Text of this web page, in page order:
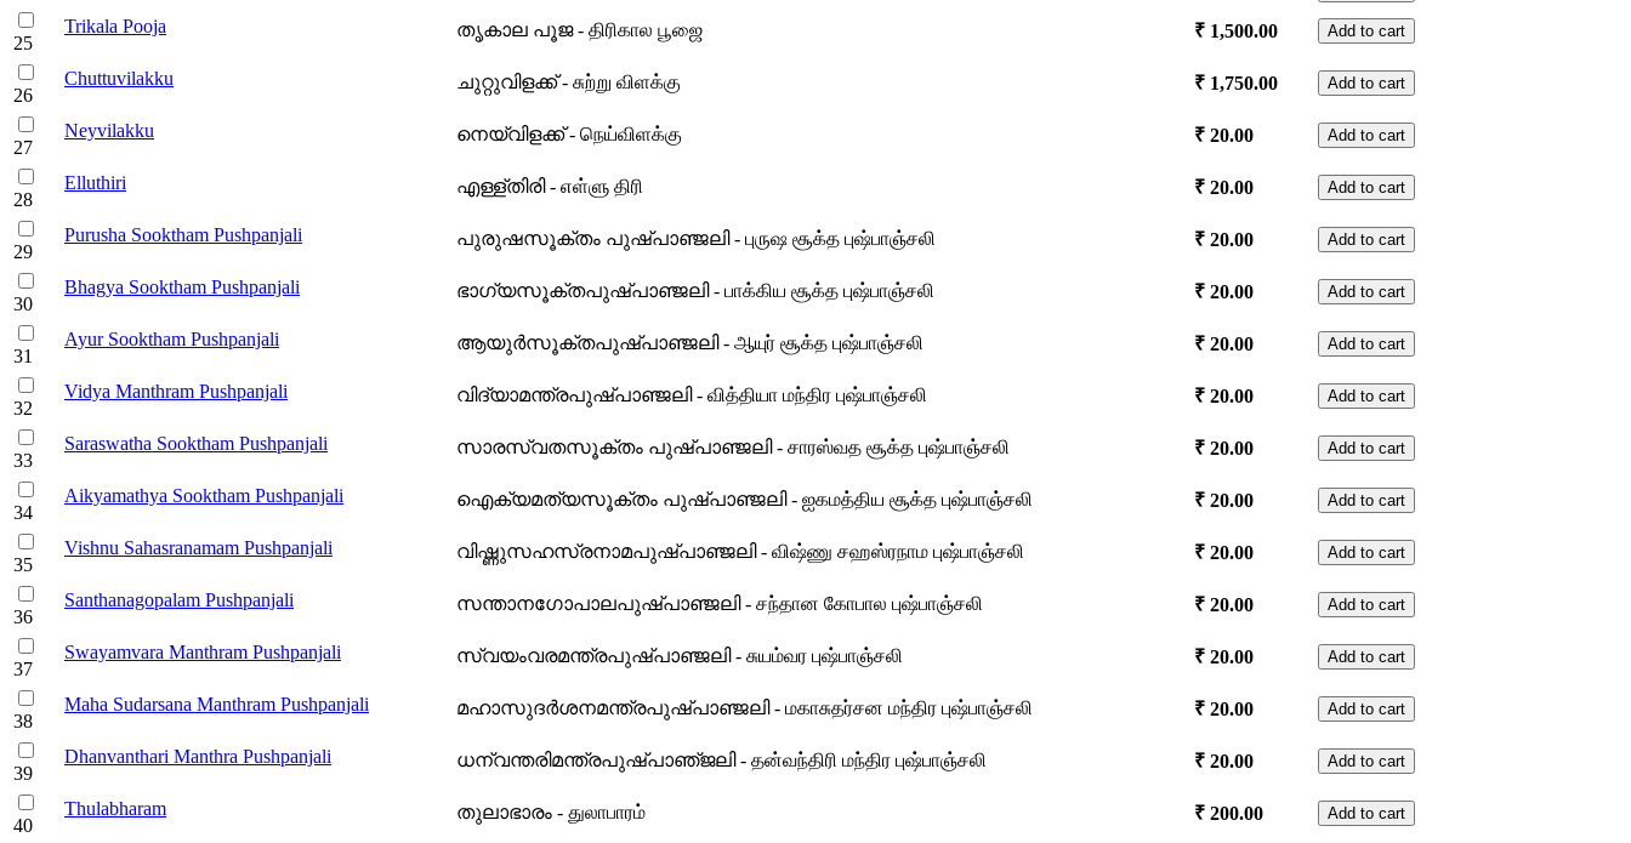
Trikala Pooja തൃകാല പൂജ - திரிகால பூஜை ₹ 1,500.00
Trikala
Pooja
quantity
Add to cart
Chuttuvilakku ചുറ്റുവിളക്ക് - சுற்று விளக்கு ₹ 1,750.00
Chuttuvilakku
quantity
Add to cart
Neyvilakku നെയ്‌വിളക്ക് - நெய்விளக்கு ₹ 20.00
Neyvilakku
quantity
Add to cart
Elluthiri എള്ള്തിരി - எள்ளு திரி ₹ 20.00
Elluthiri
quantity
Add to cart
Purusha Sooktham Pushpanjali പുരുഷസൂക്തം പുഷ്പാഞ്ജലി - புருஷ சூக்த புஷ்பாஞ்சலி ₹ 20.00
Purusha
Sooktham
Pushpanjali
quantity
Add to cart
Bhagya Sooktham Pushpanjali ഭാഗ്യസൂക്തപുഷ്പാഞ്ജലി - பாக்கிய சூக்த புஷ்பாஞ்சலி ₹ 20.00
Bhagya
Sooktham
Pushpanjali
quantity
Add to cart
Ayur Sooktham Pushpanjali ആയുര്‍സൂക്തപുഷ്പാഞ്ജലി - ஆயுர் சூக்த புஷ்பாஞ்சலி ₹ 20.00
Ayur
Sooktham
Pushpanjali
quantity
Add to cart
Vidya Manthram Pushpanjali വിദ്യാമന്ത്രപുഷ്പാഞ്ജലി - வித்தியா மந்திர புஷ்பாஞ்சலி ₹ 20.00
Vidya
Manthram
Pushpanjali
quantity
Add to cart
Saraswatha Sooktham Pushpanjali സാരസ്വതസൂക്തം പുഷ്പാഞ്ജലി - சாரஸ்வத சூக்த புஷ்பாஞ்சலி ₹ 20.00
Saraswatha
Sooktham
Pushpanjali
quantity
Add to cart
Aikyamathya Sooktham Pushpanjali ഐക്യമത്യസൂക്തം പുഷ്പാഞ്ജലി - ஐகமத்திய சூக்த புஷ்பாஞ்சலி ₹ 20.00
Aikyamathya
Sooktham
Pushpanjali
quantity
Add to cart
Vishnu Sahasranamam Pushpanjali വിഷ്ണുസഹസ്രനാമപുഷ്പാഞ്ജലി - விஷ்ணு சஹஸ்ரநாம புஷ்பாஞ்சலி ₹ 20.00
Vishnu
Sahasranamam
Pushpanjali
quantity
Add to cart
Santhanagopalam Pushpanjali സന്താനഗോപാലപുഷ്പാഞ്ജലി - சந்தான கோபால புஷ்பாஞ்சலி ₹ 20.00
Santhanagopalam
Pushpanjali
quantity
Add to cart
Swayamvara Manthram Pushpanjali സ്വയംവരമന്ത്രപുഷ്പാഞ്ജലി - சுயம்வர புஷ்பாஞ்சலி ₹ 20.00
Swayamvara
Manthram
Pushpanjali
quantity
Add to cart
Maha Sudarsana Manthram Pushpanjali മഹാസുദര്‍ശനമന്ത്രപുഷ്പാഞ്ജലി - மகாசுதர்சன மந்திர புஷ்பாஞ்சலி ₹ 20.00
Maha
Sudarsana
Manthram
Pushpanjali
Add to cart
Dhanvanthari Manthra Pushpanjali ധന്വന്തരിമന്ത്രപുഷ്‌പാഞ്‌ജലി - தன்வந்திரி மந்திர புஷ்பாஞ்சலி ₹ 20.00
Dhanvanthari
Manthra
Pushpanjali
quantity
Add to cart
Thulabharam തുലാഭാരം - துலாபாரம் ₹ 200.00
Thulabharam
quantity
Add to cart